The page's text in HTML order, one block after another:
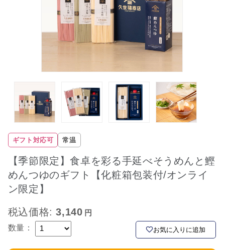
ギフト対応可 常温
【季節限定】食卓を彩る手延べそうめんと鰹
めんつゆのギフト【化粧箱包装付/オンライ
ン限定】
税込価格:3,140
数量： お気に入りに追加